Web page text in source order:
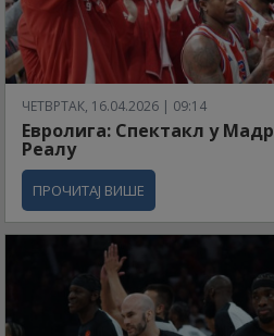
ЧЕТВРТАК, 16.04.2026 | 09:14
Евролига: Спектакл у
Реалу
ПРОЧИТАЈ ВИШЕ